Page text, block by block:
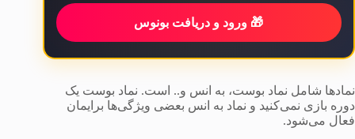
🎁 ورود و دریافت بونوس
نمادها شامل نماد بوست، به انس و.. است. نماد بوست یک
دوره بازی نمی‌کنید و نماد به انس بعضی ویژگی‌ها برایمان
فعال می‌شود.